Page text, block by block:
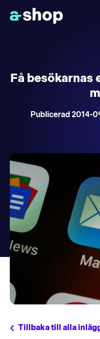
Få besökarnas
Publicerad 2014-
Tillbaka till alla